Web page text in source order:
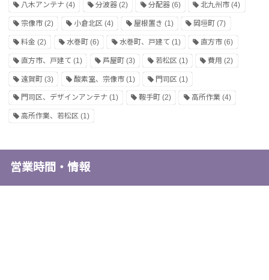
八木アンテナ (4) 分波器(2) 分配器(6) 北九州市 (4)
宗像市 (2) 小倉北区(4) 屋根置き (1) 岡垣町 (7)
料金 (2) 水巻町(6) 水巻町、戸建て (1) 直方市 (6)
直方市、戸建て (1) 芦屋町(3) 若松区 (1) 費用 (2)
遠賀町 (3) 酸素室、宗像市(1) 門司区 (1)
門司区、デザインアンテナ (1) 鞍手町(2) 高所作業(4)
高所作業、若松区 (1)
営業時間・情報